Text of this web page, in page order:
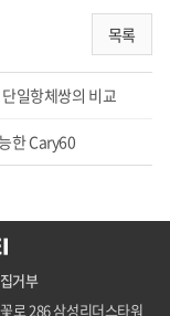
목록
일항체쌍의 비교
한 Cary60
거부
로 286 삼성리더스타워